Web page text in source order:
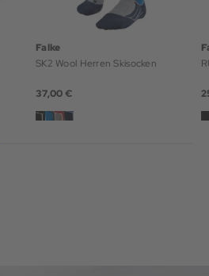
Falke
SK2 Wool Herren Skisocken
37,00 €